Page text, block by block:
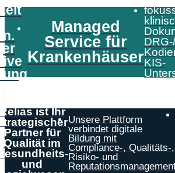
Managed
Service für
KrankenhäuserKIS-
ist Ihr
Partner für
Qualität im
und
Unsere Plattform
verbindet digitale
Bildung mit
Compliance-, Qualitäts-,
Risiko- und